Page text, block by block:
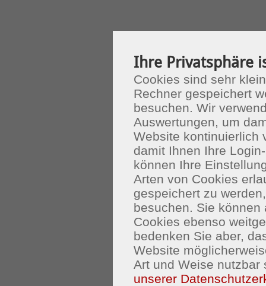
Ihre Privatsphäre
Cookies sind sehr
Rechner gespeichert
besuchen. Wir
Auswertungen, um
Website kontinuierlich
damit Ihnen Ihre
können Ihre
Arten von Cookies
gespeichert zu
besuchen. Sie
Cookies ebenso
bedenken Sie aber,
Website
Art und Weise nutzbar
unserer